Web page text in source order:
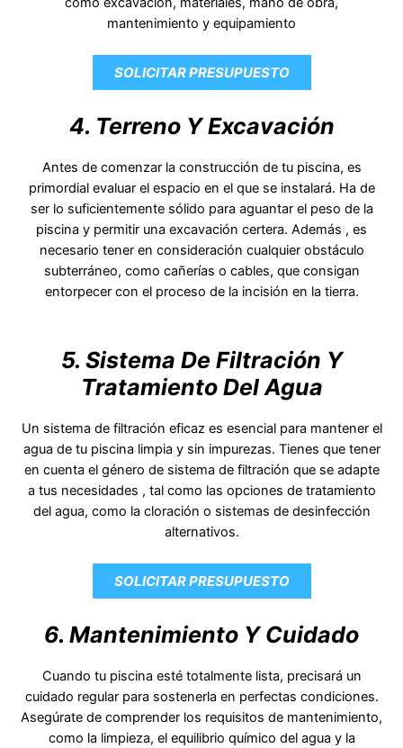
mantenimiento y equipamiento
SOLICITAR PRESUPUESTO
4. Terreno Y Excavación
Antes de comenzar la construcción de tu piscina, es
primordial evaluar el espacio en el que se instalará. Ha de
ser lo suficientemente sólido para aguantar el peso de la
piscina y permitir una excavación certera. Además , es
necesario tener en consideración cualquier obstáculo
subterráneo, como cañerías o cables, que consigan
entorpecer con el proceso de la incisión en la tierra.
5. Sistema De Filtración Y
Tratamiento Del Agua
Un sistema de filtración eficaz es esencial para mantener el
agua de tu piscina limpia y sin impurezas. Tienes que tener
en cuenta el género de sistema de filtración que se adapte
a tus necesidades , tal como las opciones de tratamiento
del agua, como la cloración o sistemas de desinfección
alternativos.
SOLICITAR PRESUPUESTO
6. Mantenimiento Y Cuidado
Cuando tu piscina esté totalmente lista, precisará un
cuidado regular para sostenerla en perfectas condiciones.
Asegúrate de comprender los requisitos de mantenimiento,
como la limpieza, el equilibrio químico del agua y la